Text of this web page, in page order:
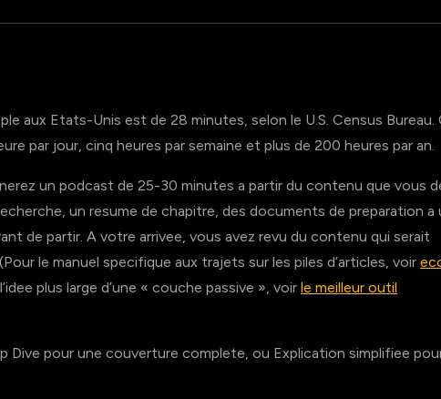
aux Etats-Unis est de 28 minutes, selon le U.S. Census Bureau.
par jour, cinq heures par semaine et plus de 200 heures par an.
un podcast de 25-30 minutes a partir du contenu que vous
un resume de chapitre, des documents de preparation a
de partir. A votre arrivee, vous avez revu du contenu qui serait
le manuel specifique aux trajets sur les piles d’articles, voir
plus large d’une « couche passive », voir le meilleur outil
Dive pour une couverture complete, ou Explication simplifiee